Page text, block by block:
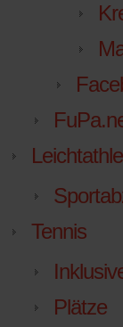
Tennis
Plätze